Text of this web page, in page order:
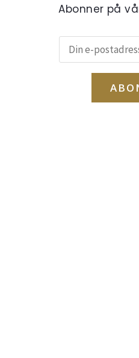
Abonner på